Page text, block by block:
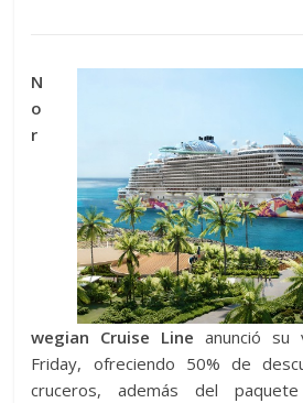
N
o
r
wegian Cruise Line anunció su
Friday, ofreciendo 50% de
cruceros, además del